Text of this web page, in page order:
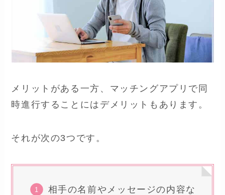
メリットがある一方、マッチングアプリで同
時進行することにはデメリットもあります。
それが次の3つです。
相手の名前やメッセージの内容な